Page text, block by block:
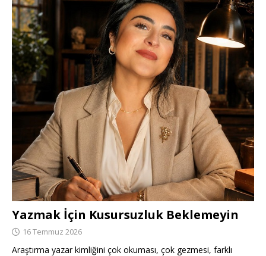
Yazmak İçin Kusursuzluk Beklemeyin
16 Temmuz 2026
Araştırma yazar kimliğini çok okuması, çok gezmesi, farklı